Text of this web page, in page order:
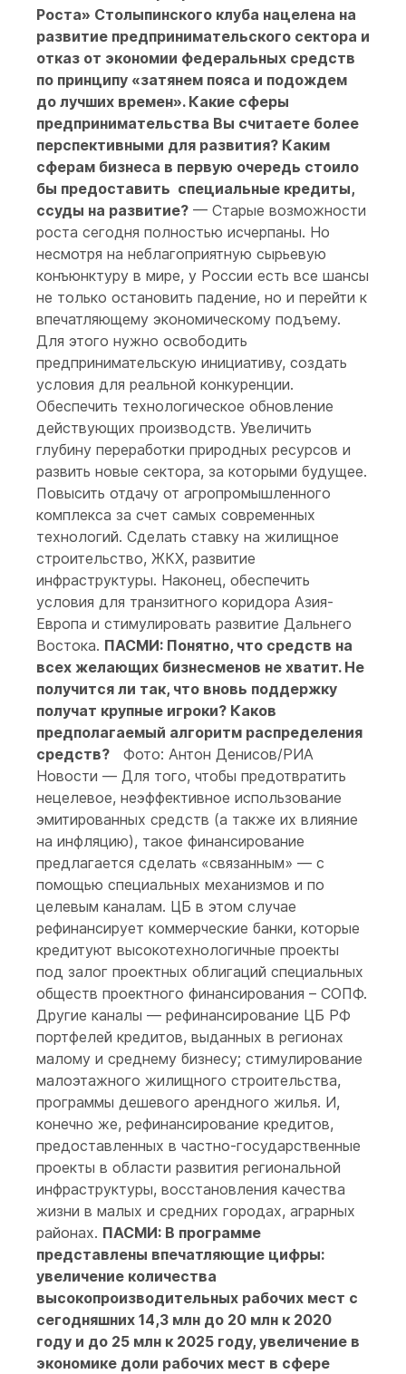
Роста» Столыпинского клуба нацелена на
развитие предпринимательского сектора и
отказ от экономии федеральных средств
по принципу «затянем пояса и подождем
до лучших времен». Какие сферы
предпринимательства Вы считаете более
перспективными для развития? Каким
сферам бизнеса в первую очередь стоило
бы предоставить специальные кредиты,
ссуды на развитие? — Старые возможности
роста сегодня полностью исчерпаны. Но
несмотря на неблагоприятную сырьевую
конъюнктуру в мире, у России есть все шансы
не только остановить падение, но и перейти к
впечатляющему экономическому подъему.
Для этого нужно освободить
предпринимательскую инициативу, создать
условия для реальной конкуренции.
Обеспечить технологическое обновление
действующих производств. Увеличить
глубину переработки природных ресурсов и
развить новые сектора, за которыми будущее.
Повысить отдачу от агропромышленного
комплекса за счет самых современных
технологий. Сделать ставку на жилищное
строительство, ЖКХ, развитие
инфраструктуры. Наконец, обеспечить
условия для транзитного коридора Азия-
Европа и стимулировать развитие Дальнего
Востока. ПАСМИ: Понятно, что средств на
всех желающих бизнесменов не хватит. Не
получится ли так, что вновь поддержку
получат крупные игроки? Каков
предполагаемый алгоритм распределения
средств? Фото: Антон Денисов/РИА
Новости — Для того, чтобы предотвратить
нецелевое, неэффективное использование
эмитированных средств (а также их влияние
на инфляцию), такое финансирование
предлагается сделать «связанным» — с
помощью специальных механизмов и по
целевым каналам. ЦБ в этом случае
рефинансирует коммерческие банки, которые
кредитуют высокотехнологичные проекты
под залог проектных облигаций специальных
обществ проектного финансирования – СОПФ.
Другие каналы — рефинансирование ЦБ РФ
портфелей кредитов, выданных в регионах
малому и среднему бизнесу; стимулирование
малоэтажного жилищного строительства,
программы дешевого арендного жилья. И,
конечно же, рефинансирование кредитов,
предоставленных в частно-государственные
проекты в области развития региональной
инфраструктуры, восстановления качества
жизни в малых и средних городах, аграрных
районах. ПАСМИ: В программе
представлены впечатляющие цифры:
увеличение количества
высокопроизводительных рабочих мест с
сегодняшних 14,3 млн до 20 млн к 2020
году и до 25 млн к 2025 году, увеличение в
экономике доли рабочих мест в сфере